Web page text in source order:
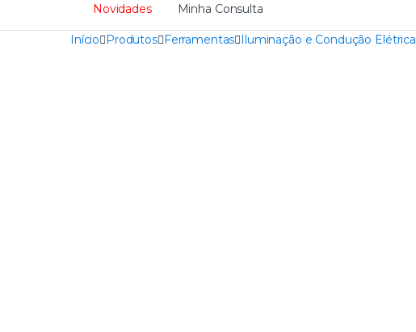
Novidades Minha Consulta
Início Produtos Ferramentas Iluminação e Condução Elétrica